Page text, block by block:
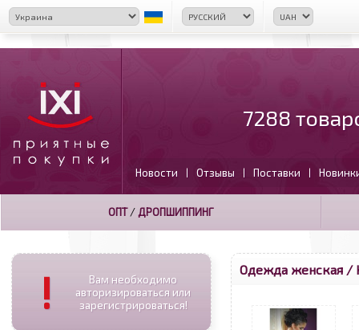
7288
Новости | Отзывы | Поставки |
ОПТ/ ДРОПШИППИНГ
!
Вам необходимо
авторизироваться или
зарегистрироваться!
Одежда женская /